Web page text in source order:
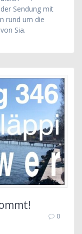
Sendung mit
rund um die
Sia.
0